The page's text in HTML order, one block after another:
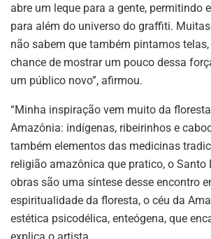
abre um leque para a gente, permitindo
para além do universo do graffiti.
não sabem que também pintamos
chance de mostrar um pouco dessa
um público novo”, afirmou.
“Minha inspiração vem muito da
Amazônia: indígenas, ribeirinhos e
também elementos das medicinas
religião amazônica que pratico, o Santo
obras são uma síntese desse encontro
espiritualidade da floresta, o céu da
estética psicodélica, enteógena, que